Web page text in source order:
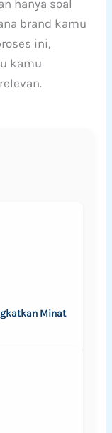
hanya soal
brand kamu
ini,
kamu
Minat